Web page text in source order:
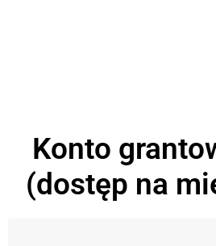
Konto
(dostęp na